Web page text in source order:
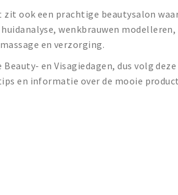
ook een prachtige beautysalon
wenkbrauwen
en verzorging.
en Visagiedagen, dus volg
en informatie over de mooie